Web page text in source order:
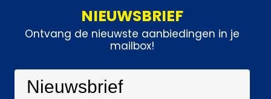
NIEUWSBRIEF
Ontvang de nieuwste aanbiedingen in je
mailbox!
Nieuwsbrief